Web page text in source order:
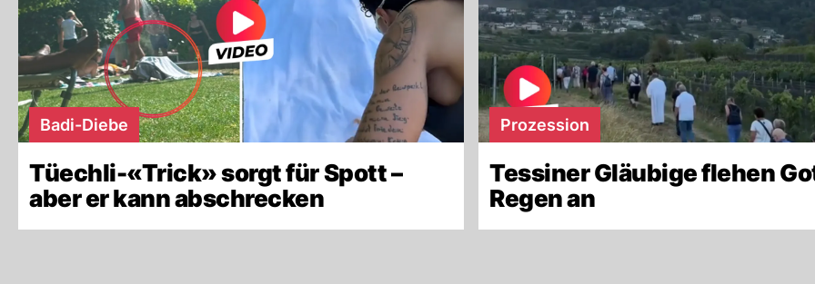
Badi-Diebe
Tüechli-«Trick» sorgt für Spott –
aber er kann abschrecken
Prozession
Tessiner Gläubige flehen
Regen an